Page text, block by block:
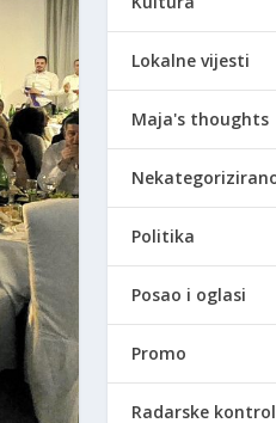
Lokalne vijesti
Maja's thoughts
Politika
Posao i oglasi
Promo
Radarske